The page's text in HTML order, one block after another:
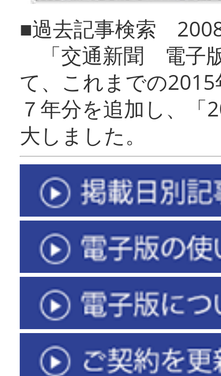
■過去記事検索
「交通新聞 電子
て、これまでの
７年分を追加し、「
大しまし